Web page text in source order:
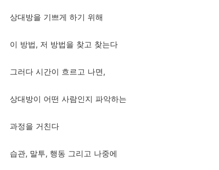
상대방을 기쁘게 하기 위해
이 방법, 저 방법을 찾고 찾는다
그러다 시간이 흐르고 나면,
상대방이 어떤 사람인지 파악하는
과정을 거친다
습관, 말투, 행동 그리고 나중에